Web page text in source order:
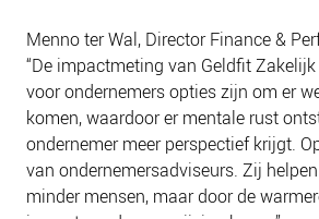
Menno ter Wal, Director Finance &
“De impactmeting van Geldfit
voor ondernemers opties zijn om er
komen, waardoor er mentale rust
ondernemer meer perspectief krijgt.
van ondernemersadviseurs. Zij
minder mensen, maar door de